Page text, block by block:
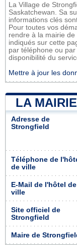
La Village de
Saskatchewan. Sa
informations clés
Pour toutes vos
rendre à la mairie
indiqués sur cette
par téléphone ou
disponibilité du
Mettre à jour les
LA
Adresse de
Strongfield
Téléphone de
de ville
E-Mail de l'hôtel de
ville
Site officiel de
Strongfield
Maire de